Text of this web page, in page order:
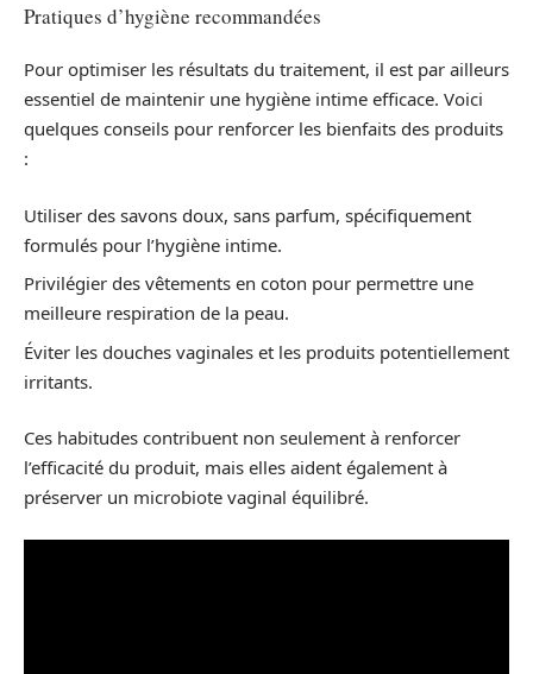
Pratiques d’hygiène recommandées
Pour optimiser les résultats du traitement, il est par ailleurs
essentiel de maintenir une hygiène intime efficace. Voici
quelques conseils pour renforcer les bienfaits des produits
:
Utiliser des savons doux, sans parfum, spécifiquement
formulés pour l’hygiène intime.
Privilégier des vêtements en coton pour permettre une
meilleure respiration de la peau.
Éviter les douches vaginales et les produits potentiellement
irritants.
Ces habitudes contribuent non seulement à renforcer
l’efficacité du produit, mais elles aident également à
préserver un microbiote vaginal équilibré.